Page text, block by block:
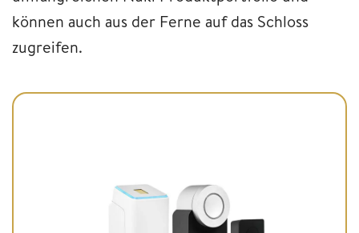
können auch aus der Ferne auf das Schloss
zugreifen.